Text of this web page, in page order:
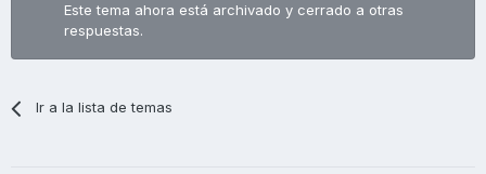
Este tema ahora está archivado y cerrado a otras
respuestas.
Ir a la lista de temas